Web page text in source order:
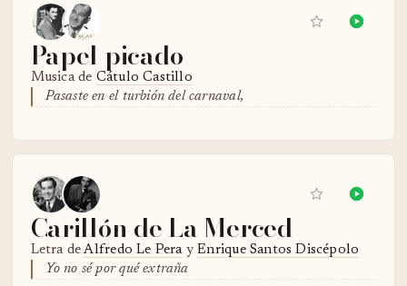
Papel picado
Musica de Cátulo Castillo
Pasaste en el turbión del carnaval,
Carillón de La Merced
Letra deAlfredo Le PerayEnrique Santos Discépolo
Yo no sé por qué extraña